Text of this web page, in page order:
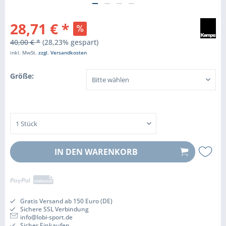
28,71 € *
40,00 € * (28,23% gespart)
inkl. MwSt. zzgl. Versandkosten
Größe:
IN DEN WARENKORB
Gratis Versand ab 150 Euro (DE)
Sichere SSL Verbindung
info@lobi-sport.de